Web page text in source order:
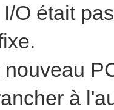
O était
à